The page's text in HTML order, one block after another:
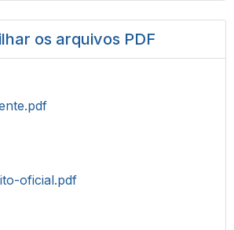
os arquivos PDF
oficial.pdf